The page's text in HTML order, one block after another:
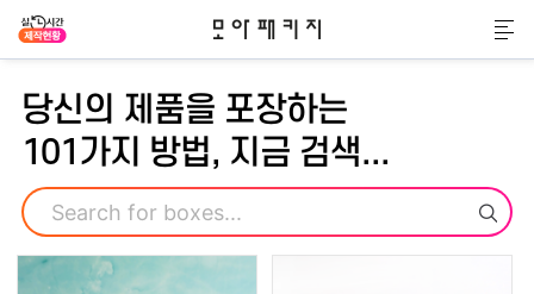
모아패키지
메
당신의 제품을 포장하는
101가지 방법, 지금 검색...
검색